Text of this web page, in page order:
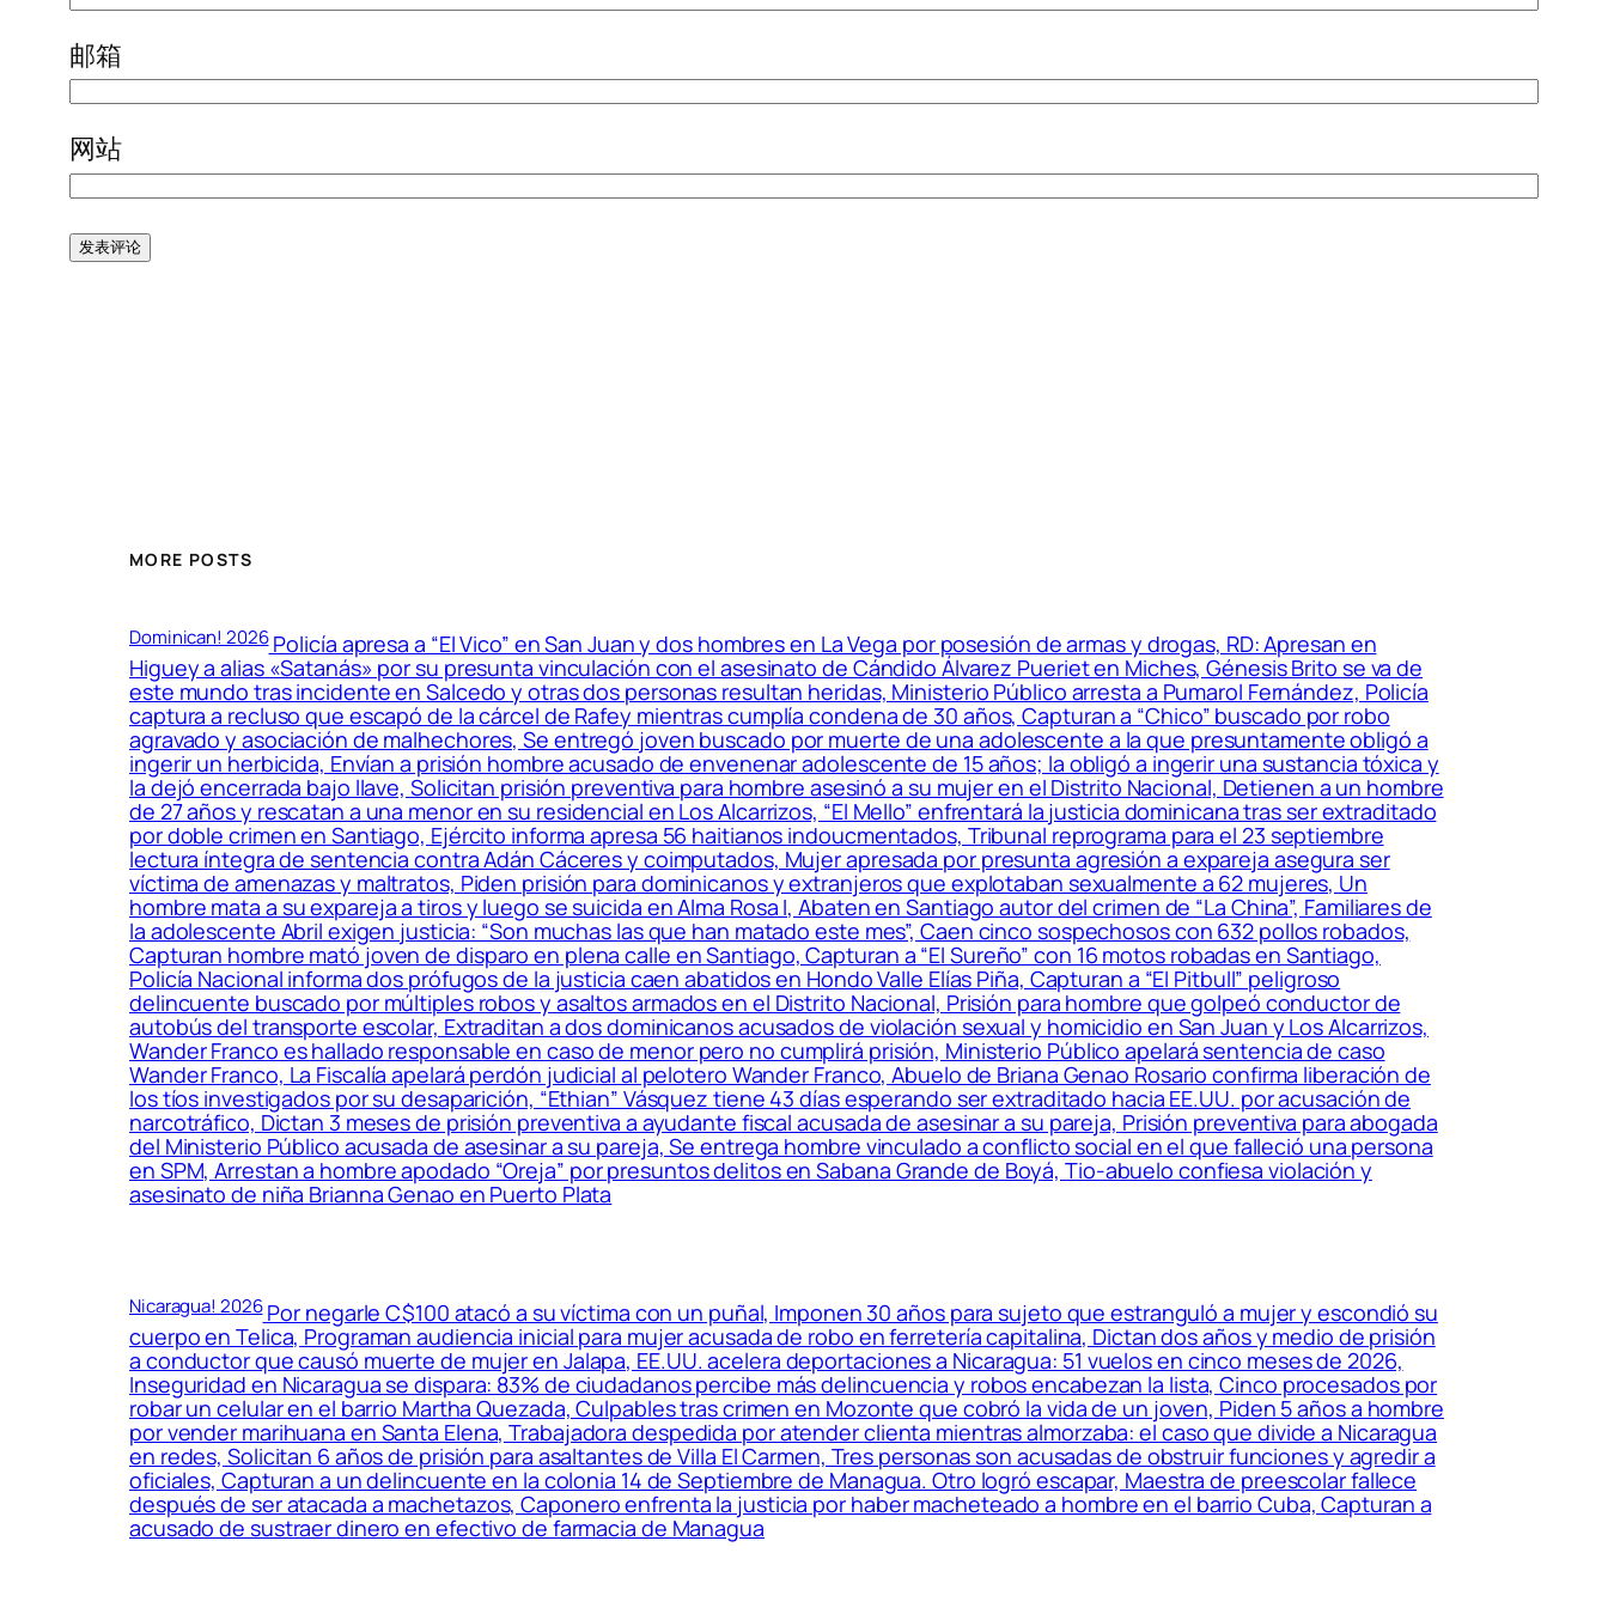
邮箱
网站
MORE POSTS
Dominican! 2026Policía apresa a “El Vico” en San Juan y dos hombres en La Vega por posesión de armas y drogas, RD: Apresan en
Higuey a alias «Satanás» por su presunta vinculación con el asesinato de Cándido Álvarez Pueriet en Miches, Génesis Brito se va de
este mundo tras incidente en Salcedo y otras dos personas resultan heridas, Ministerio Público arresta a Pumarol Fernández, Policía
captura a recluso que escapó de la cárcel de Rafey mientras cumplía condena de 30 años, Capturan a “Chico” buscado por robo
agravado y asociación de malhechores, Se entregó joven buscado por muerte de una adolescente a la que presuntamente obligó a
ingerir un herbicida, Envían a prisión hombre acusado de envenenar adolescente de 15 años; la obligó a ingerir una sustancia tóxica y
la dejó encerrada bajo llave, Solicitan prisión preventiva para hombre asesinó a su mujer en el Distrito Nacional, Detienen a un hombre
de 27 años y rescatan a una menor en su residencial en Los Alcarrizos, “El Mello” enfrentará la justicia dominicana tras ser extraditado
por doble crimen en Santiago, Ejército informa apresa 56 haitianos indoucmentados, Tribunal reprograma para el 23 septiembre
lectura íntegra de sentencia contra Adán Cáceres y coimputados, Mujer apresada por presunta agresión a expareja asegura ser
víctima de amenazas y maltratos, Piden prisión para dominicanos y extranjeros que explotaban sexualmente a 62 mujeres, Un
hombre mata a su expareja a tiros y luego se suicida en Alma Rosa I, Abaten en Santiago autor del crimen de “La China”, Familiares de
la adolescente Abril exigen justicia: “Son muchas las que han matado este mes”, Caen cinco sospechosos con 632 pollos robados,
Capturan hombre mató joven de disparo en plena calle en Santiago, Capturan a “El Sureño” con 16 motos robadas en Santiago,
Policía Nacional informa dos prófugos de la justicia caen abatidos en Hondo Valle Elías Piña, Capturan a “El Pitbull” peligroso
delincuente buscado por múltiples robos y asaltos armados en el Distrito Nacional, Prisión para hombre que golpeó conductor de
autobús del transporte escolar, Extraditan a dos dominicanos acusados de violación sexual y homicidio en San Juan y Los Alcarrizos,
Wander Franco es hallado responsable en caso de menor pero no cumplirá prisión, Ministerio Público apelará sentencia de caso
Wander Franco, La Fiscalía apelará perdón judicial al pelotero Wander Franco, Abuelo de Briana Genao Rosario confirma liberación de
los tíos investigados por su desaparición, “Ethian” Vásquez tiene 43 días esperando ser extraditado hacia EE.UU. por acusación de
narcotráfico, Dictan 3 meses de prisión preventiva a ayudante fiscal acusada de asesinar a su pareja, Prisión preventiva para abogada
del Ministerio Público acusada de asesinar a su pareja, Se entrega hombre vinculado a conflicto social en el que falleció una persona
en SPM, Arrestan a hombre apodado “Oreja” por presuntos delitos en Sabana Grande de Boyá, Tio-abuelo confiesa violación y
asesinato de niña Brianna Genao en Puerto Plata
Nicaragua! 2026Por negarle C$100 atacó a su víctima con un puñal, Imponen 30 años para sujeto que estranguló a mujer y escondió su
cuerpo en Telica, Programan audiencia inicial para mujer acusada de robo en ferretería capitalina, Dictan dos años y medio de prisión
a conductor que causó muerte de mujer en Jalapa, EE.UU. acelera deportaciones a Nicaragua: 51 vuelos en cinco meses de 2026,
Inseguridad en Nicaragua se dispara: 83% de ciudadanos percibe más delincuencia y robos encabezan la lista, Cinco procesados por
robar un celular en el barrio Martha Quezada, Culpables tras crimen en Mozonte que cobró la vida de un joven, Piden 5 años a hombre
por vender marihuana en Santa Elena, Trabajadora despedida por atender clienta mientras almorzaba: el caso que divide a Nicaragua
en redes, Solicitan 6 años de prisión para asaltantes de Villa El Carmen, Tres personas son acusadas de obstruir funciones y agredir a
oficiales, Capturan a un delincuente en la colonia 14 de Septiembre de Managua. Otro logró escapar, Maestra de preescolar fallece
después de ser atacada a machetazos, Caponero enfrenta la justicia por haber macheteado a hombre en el barrio Cuba, Capturan a
acusado de sustraer dinero en efectivo de farmacia de Managua